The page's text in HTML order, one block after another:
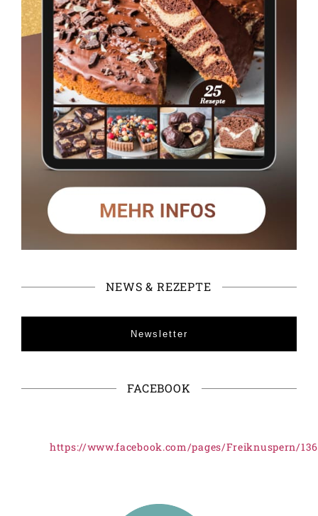
NEWS & REZEPTE
Newsletter
FACEBOOK
https://www.facebook.com/pages/Freiknuspern/